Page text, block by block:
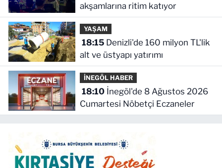
akşamlarına ritim katıyor
YAŞAM
18:15Denizli'de 160 milyon TL'lik
alt ve üstyapı yatırımı
İNEGÖL HABER
18:10İnegöl'de 8 Ağustos 2026
Cumartesi Nöbetçi Eczaneler